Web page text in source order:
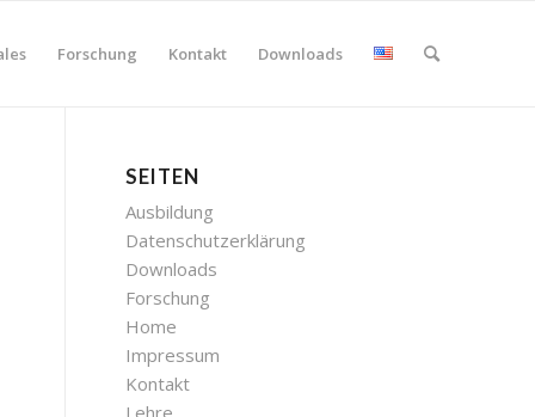
Forschung Kontakt Downloads
SEITEN
Ausbildung
Datenschutzerklärung
Downloads
Forschung
Home
Impressum
Kontakt
Lehre